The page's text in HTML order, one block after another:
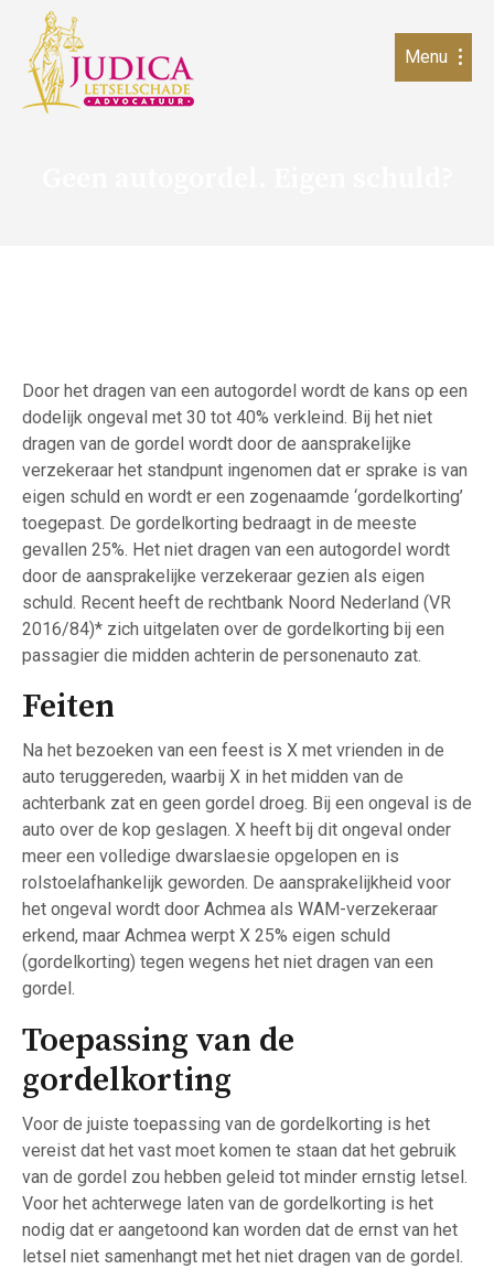
Menu
Door het dragen van een autogordel wordt de kans op een
dodelijk ongeval met 30 tot 40% verkleind. Bij het niet
dragen van de gordel wordt door de aansprakelijke
verzekeraar het standpunt ingenomen dat er sprake is van
eigen schuld en wordt er een zogenaamde ‘gordelkorting’
toegepast. De gordelkorting bedraagt in de meeste
gevallen 25%. Het niet dragen van een autogordel wordt
door de aansprakelijke verzekeraar gezien als eigen
schuld. Recent heeft de rechtbank Noord Nederland (VR
2016/84)* zich uitgelaten over de gordelkorting bij een
passagier die midden achterin de personenauto zat.
Feiten
Na het bezoeken van een feest is X met vrienden in de
auto teruggereden, waarbij X in het midden van de
achterbank zat en geen gordel droeg. Bij een ongeval is de
auto over de kop geslagen. X heeft bij dit ongeval onder
meer een volledige dwarslaesie opgelopen en is
rolstoelafhankelijk geworden. De aansprakelijkheid voor
het ongeval wordt door Achmea als WAM-verzekeraar
erkend, maar Achmea werpt X 25% eigen schuld
(gordelkorting) tegen wegens het niet dragen van een
gordel.
Toepassing van de
gordelkorting
Voor de juiste toepassing van de gordelkorting is het
vereist dat het vast moet komen te staan dat het gebruik
van de gordel zou hebben geleid tot minder ernstig letsel.
Voor het achterwege laten van de gordelkorting is het
nodig dat er aangetoond kan worden dat de ernst van het
letsel niet samenhangt met het niet dragen van de gordel.